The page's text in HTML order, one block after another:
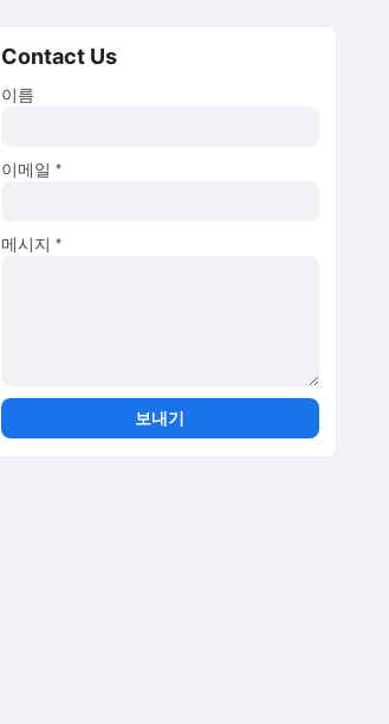
Contact Us
이름
이메일 *
메시지 *